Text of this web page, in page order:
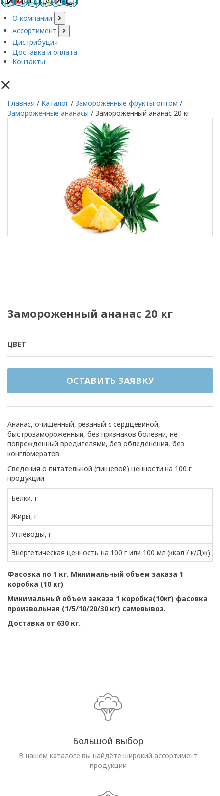
О компании
Ассортимент
Дистрибуция
Доставка и оплата
Контакты
×
Главная / Каталог / Замороженные фрукты оптом /
Замороженные ананасы / Замороженный ананас 20 кг
Замороженный ананас 20 кг
ЦВЕТ
ОСТАВИТЬ ЗАЯВКУ
Ананас, очищенный, резаный с сердцевиной,
быстрозамороженный, без признаков болезни, не
поврежденный вредителями, без обледенения, без
конгломератов.
Сведения о питательной (пищевой) ценности на 100 г
продукции:
Белки, г
Жиры, г
Углеводы, г
Энергетическая ценность на 100 г или 100 мл (ккал / к/Дж)
Фасовка по 1 кг. Минимальный объем заказа 1
коробка (10 кг)
Минимальный объем заказа 1 коробка(10кг) фасовка
произвольная (1/5/10/20/30 кг) самовывоз.
Доставка от 630 кг.
Большой выбор
В нашем каталоге вы найдёте широкий ассортимент
продукции